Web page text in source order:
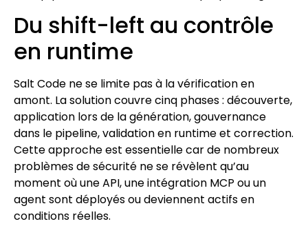
Du shift-left au contrôle
en runtime
Salt Code ne se limite pas à la vérification en
amont. La solution couvre cinq phases : découverte,
application lors de la génération, gouvernance
dans le pipeline, validation en runtime et correction.
Cette approche est essentielle car de nombreux
problèmes de sécurité ne se révèlent qu’au
moment où une API, une intégration MCP ou un
agent sont déployés ou deviennent actifs en
conditions réelles.